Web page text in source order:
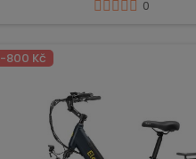
0
-800 Kč